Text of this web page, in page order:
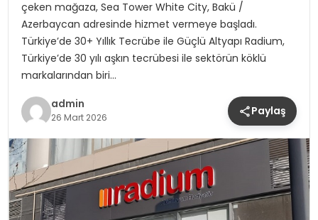
çeken mağaza, Sea Tower White City, Bakü /
Azerbaycan adresinde hizmet vermeye başladı.
Türkiye’de 30+ Yıllık Tecrübe ile Güçlü Altyapı Radium,
Türkiye’de 30 yılı aşkın tecrübesi ile sektörün köklü
markalarından biri…
admin
26 Mart 2026 Paylaş